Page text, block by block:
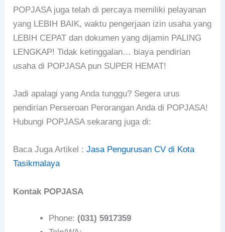
POPJASA juga telah di percaya memiliki pelayanan
yang LEBIH BAIK, waktu pengerjaan izin usaha yang
LEBIH CEPAT dan dokumen yang dijamin PALING
LENGKAP! Tidak ketinggalan… biaya pendirian
usaha di POPJASA pun SUPER HEMAT!
Jadi apalagi yang Anda tunggu? Segera urus
pendirian Perseroan Perorangan Anda di POPJASA!
Hubungi POPJASA sekarang juga di:
Baca Juga Artikel :Jasa Pengurusan CV di Kota
Tasikmalaya
Kontak POPJASA
Phone: (031) 5917359